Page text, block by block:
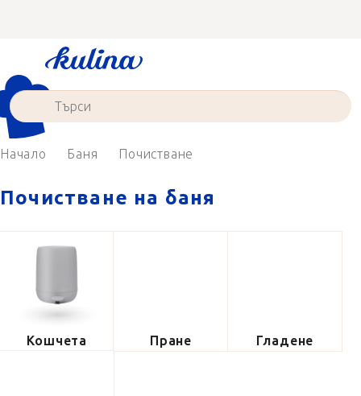
съдържанието
Начало Баня Почистване
Почистване на баня
Кошчета Пране Гладене